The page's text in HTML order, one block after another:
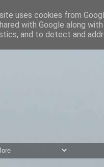
uses cookies from
with Google along
and to detect and